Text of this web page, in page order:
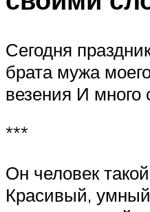
Сегодня
брата мужа
везения И много
***
Он человек
Красивый,